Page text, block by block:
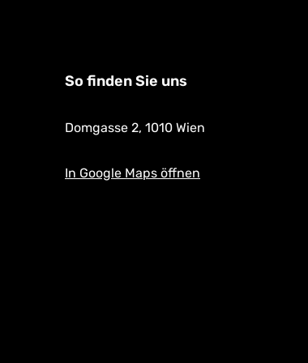
So finden Sie uns
Domgasse 2, 1010 Wien
In Google Maps öffnen